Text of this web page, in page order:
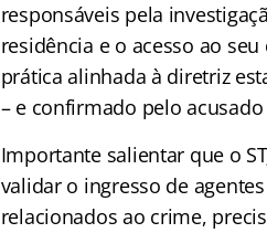
responsáveis pela
residência e o acesso ao
prática alinhada à diretriz
– e confirmado pelo
Importante salientar que o
validar o ingresso de
relacionados ao crime,